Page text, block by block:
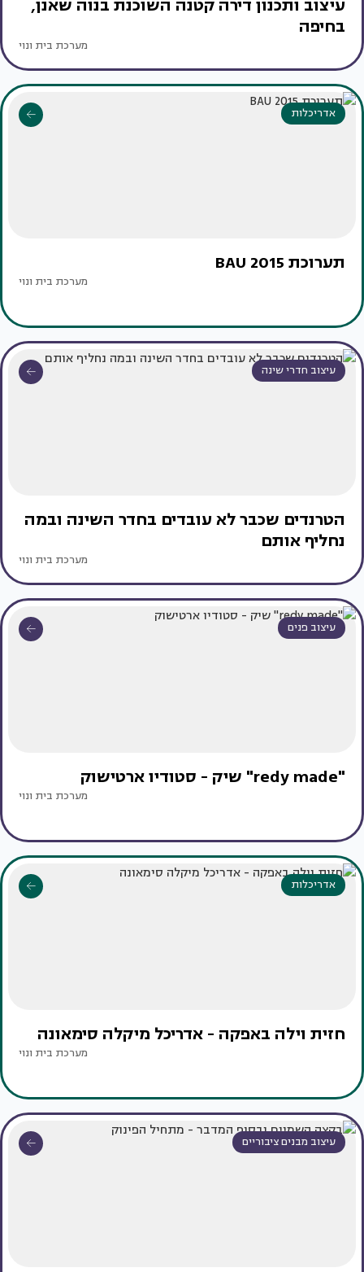
עיצוב ותכנון דירה קטנה השוכנת בנוה שאנן,
בחיפה
מערכת בית ונוי
אדריכלות
תערוכת BAU 2015
מערכת בית ונוי
עיצוב חדרי שינה
הטרנדים שכבר לא עובדים בחדר השינה ובמה
נחליף אותם
מערכת בית ונוי
עיצוב פנים
"redy made" שיק - סטודיו ארטישוק
מערכת בית ונוי
אדריכלות
חזית וילה באפקה - אדריכל מיקלה סימאונה
מערכת בית ונוי
עיצוב מבנים ציבוריים